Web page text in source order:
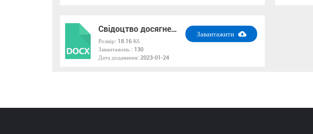
DOCX
Свідоцтво досягнень учня з ООП
Розмір: 18.16 Кб
Завантажень : 130
Дата додавання: 2023-01-24
Завантажити